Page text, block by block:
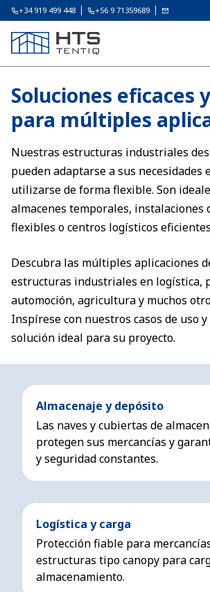
+34 919 499 448 +56 9 71359689
Soluciones eficaces
para múltiples
Nuestras estructuras industriales
pueden adaptarse a sus necesidades
utilizarse de forma flexible. Son
almacenes temporales, instalaciones
flexibles o centros logísticos
Descubra las múltiples aplicaciones
estructuras industriales en logística,
automoción, agricultura y muchos
Inspírese con nuestros casos de uso
solución ideal para su proyecto.
Almacenaje y depósito
Las naves y cubiertas de
protegen sus mercancías y
y seguridad constantes.
Logística y carga
Protección fiable para
estructuras tipo canopy para
almacenamiento.